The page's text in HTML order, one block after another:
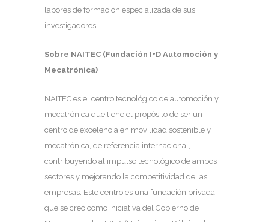
labores de formación especializada de sus
investigadores.
Sobre NAITEC (Fundación I+D Automoción y
Mecatrónica)
NAITEC es el centro tecnológico de automoción y
mecatrónica que tiene el propósito de ser un
centro de excelencia en movilidad sostenible y
mecatrónica, de referencia internacional,
contribuyendo al impulso tecnológico de ambos
sectores y mejorando la competitividad de las
empresas. Este centro es una fundación privada
que se creó como iniciativa del Gobierno de